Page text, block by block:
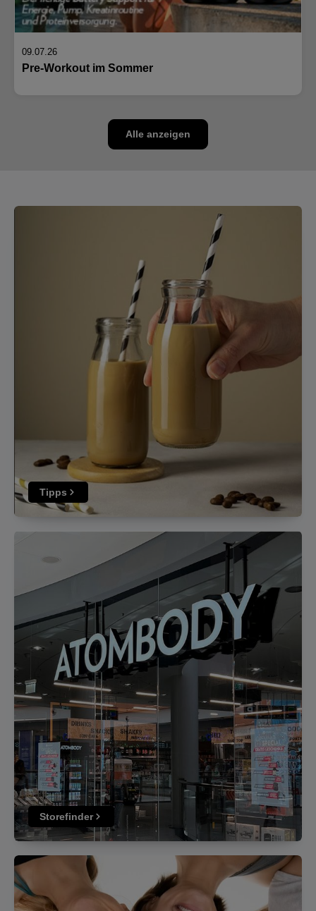
09.07.26
Pre-Workout im Sommer
Alle anzeigen
Tipps
Storefinder